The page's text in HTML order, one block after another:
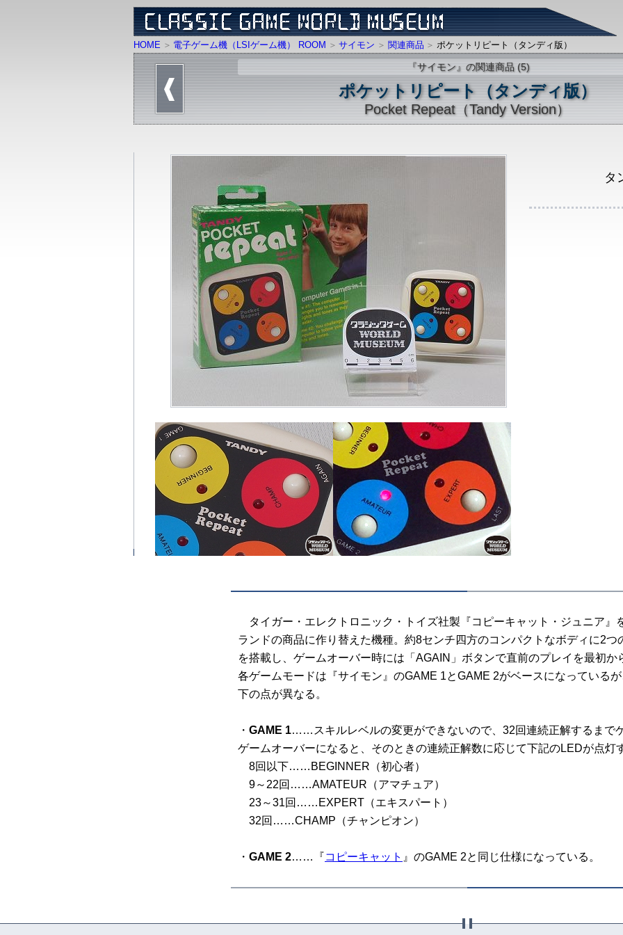
HOME 電子ゲーム機（LSIゲーム機） ROOM サイモン 関連商品 ポケットリピート（タンディ版）
『サイモン』の関連商品 (5)
ポケットリピート（タンディ版）
Pocket Repeat（Tandy Version）
タ
タイガー・エレクトロニック・トイズ社製『コピーキャット・ジュニア』
ランドの商品に作り替えた機種。約8センチ四方のコンパクトなボディに2つ
を搭載し、ゲームオーバー時には「AGAIN」ボタンで直前のプレイを最初か
各ゲームモードは『サイモン』のGAME 1とGAME 2がベースになっている
下の点が異なる。
・ GAME 1……スキルレベルの変更ができないので、32回連続正解するまで
ゲームオーバーになると、そのときの連続正解数に応じて下記のLEDが点灯
8回以下……BEGINNER（初心者）
9～22回……AMATEUR（アマチュア）
23～31回……EXPERT（エキスパート）
32回……CHAMP（チャンピオン）
・ GAME 2……『コピーキャット 』のGAME 2と同じ仕様になっている。